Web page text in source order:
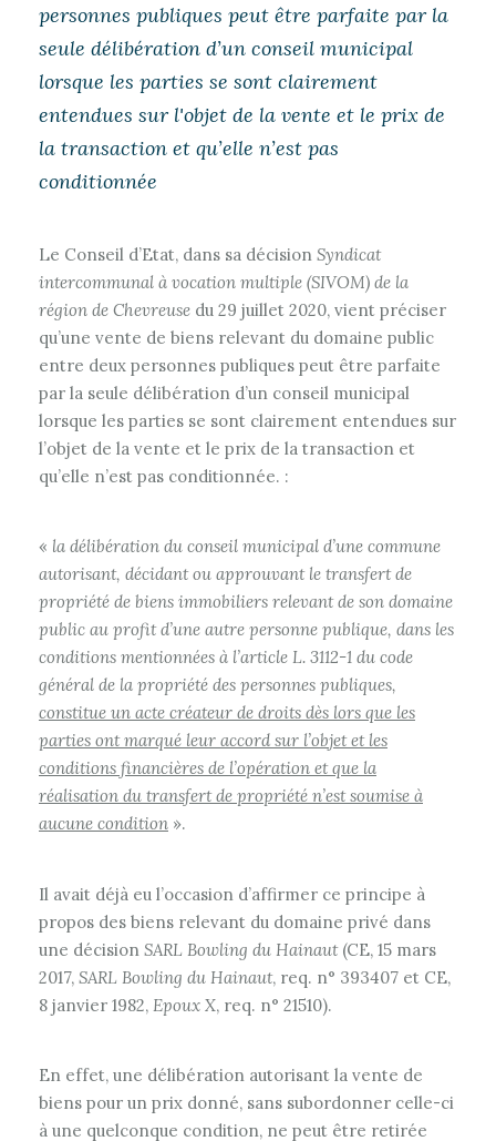
personnes publiques peut être parfaite par la
seule délibération d’un conseil municipal
lorsque les parties se sont clairement
entendues sur l'objet de la vente et le prix de
la transaction et qu’elle n’est pas
conditionnée
Le Conseil d’Etat, dans sa décision Syndicat
intercommunal à vocation multiple (SIVOM) de la
région de Chevreuse du 29 juillet 2020, vient préciser
qu’une vente de biens relevant du domaine public
entre deux personnes publiques peut être parfaite
par la seule délibération d’un conseil municipal
lorsque les parties se sont clairement entendues sur
l’objet de la vente et le prix de la transaction et
qu’elle n’est pas conditionnée. :
« la délibération du conseil municipal d’une commune
autorisant, décidant ou approuvant le transfert de
propriété de biens immobiliers relevant de son domaine
public au profit d’une autre personne publique, dans les
conditions mentionnées à l’article L. 3112-1 du code
général de la propriété des personnes publiques,
constitue un acte créateur de droits dès lors que les
parties ont marqué leur accord sur l’objet et les
conditions financières de l’opération et que la
réalisation du transfert de propriété n’est soumise à
aucune condition ».
Il avait déjà eu l’occasion d’affirmer ce principe à
propos des biens relevant du domaine privé dans
une décision SARL Bowling du Hainaut (CE, 15 mars
2017, SARL Bowling du Hainaut, req. n° 393407 et CE,
8 janvier 1982, Epoux X, req. n° 21510).
En effet, une délibération autorisant la vente de
biens pour un prix donné, sans subordonner celle-ci
à une quelconque condition, ne peut être retirée